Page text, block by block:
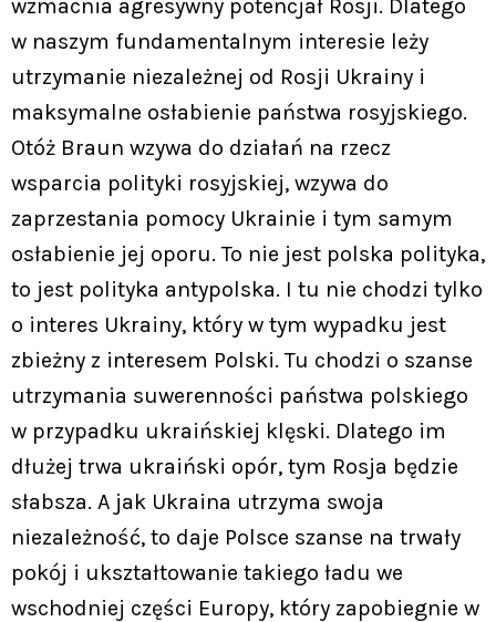
wzmacnia agresywny potencjał Rosji. Dlatego
w naszym fundamentalnym interesie leży
utrzymanie niezależnej od Rosji Ukrainy i
maksymalne osłabienie państwa rosyjskiego.
Otóż Braun wzywa do działań na rzecz
wsparcia polityki rosyjskiej, wzywa do
zaprzestania pomocy Ukrainie i tym samym
osłabienie jej oporu. To nie jest polska polityka,
to jest polityka antypolska. I tu nie chodzi tylko
o interes Ukrainy, który w tym wypadku jest
zbieżny z interesem Polski. Tu chodzi o szanse
utrzymania suwerenności państwa polskiego
w przypadku ukraińskiej klęski. Dlatego im
dłużej trwa ukraiński opór, tym Rosja będzie
słabsza. A jak Ukraina utrzyma swoja
niezależność, to daje Polsce szanse na trwały
pokój i ukształtowanie takiego ładu we
wschodniej części Europy, który zapobiegnie w